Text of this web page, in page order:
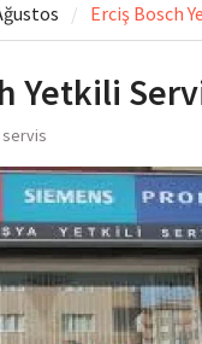
Erciş Bosch
Yetkili
servis